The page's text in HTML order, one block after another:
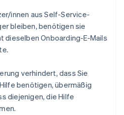
innen aus Self-Service-
bleiben, benötigen sie
dieselben Onboarding-E-Mails
verhindert, dass Sie
benötigen, übermäßig
diejenigen, die Hilfe